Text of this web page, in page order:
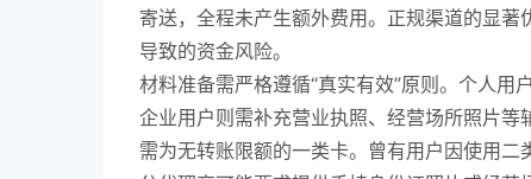
寄送，全程未产生额外费用。正规渠道的显著
导致的资金风险。
材料准备需严格遵循“真实有效”原则。个人用
企业用户则需补充营业执照、经营场所照片
需为无转账限额的一类卡。曾有用户因使用